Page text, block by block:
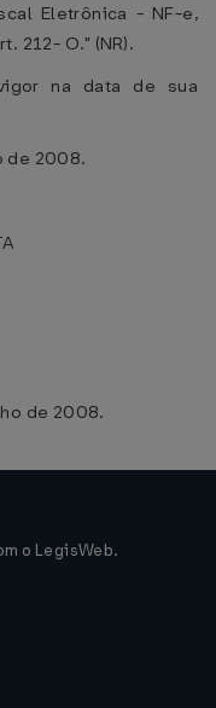
Eletrônica - NF-e,
212- O." (NR).
na data de sua
de 2008.
de 2008.
o LegisWeb.